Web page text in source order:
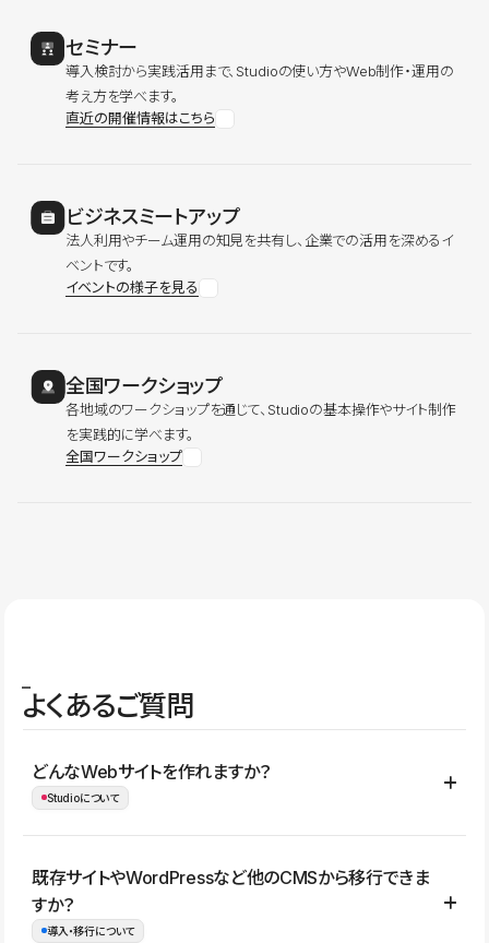
セミナー
導入検討から実践活用まで、Studioの使い方やWeb制作・運用の
考え方を学べます。
直近の開催情報はこちら
ビジネスミートアップ
法人利用やチーム運用の知見を共有し、企業での活用を深めるイ
ベントです。
イベントの様子を見る
全国ワークショップ
各地域のワークショップを通じて、Studioの基本操作やサイト制作
を実践的に学べます。
全国ワークショップ
よくあるご質問
どんなWebサイトを作れますか？
Studioについて
コーポレートサイト、サービスサイト、LP、採用サイト、ブロ
グ・メディア、イベントサイト、店舗・商品紹介サイト、ポートフ
ォリオなど幅広く制作できます。
既存サイトやWordPressなど他のCMSから移行できま
すか？
導入・移行について